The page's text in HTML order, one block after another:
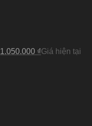
1.050.000 ₫Giá hiện tại